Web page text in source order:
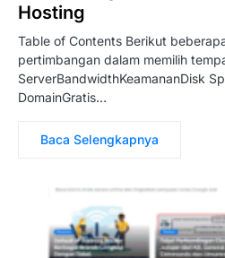
Hosting
Table of Contents Berikut
pertimbangan dalam memilih
ServerBandwidthKeamananDisk
DomainGratis…
Baca Selengkapnya